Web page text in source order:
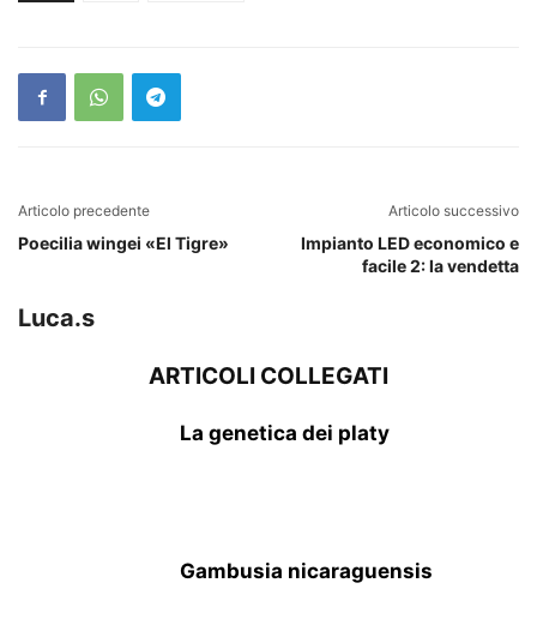
Articolo precedente
Poecilia wingei «El Tigre»
Articolo successivo
Impianto LED economico e
facile 2: la vendetta
Luca.s
ARTICOLI COLLEGATI
La genetica dei platy
Gambusia nicaraguensis